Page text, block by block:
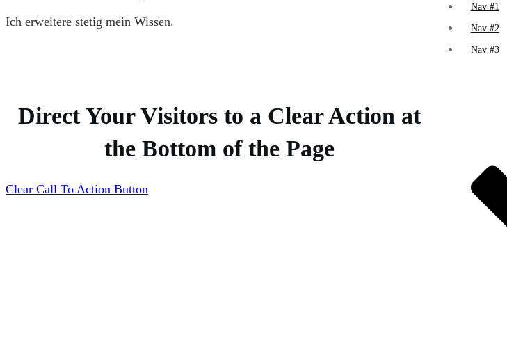
Nav #1
Nav #2
Nav #3
Ich erweitere stetig mein Wissen.
Direct Your Visitors to a Clear Action at
the Bottom of the Page
Clear Call To Action Button